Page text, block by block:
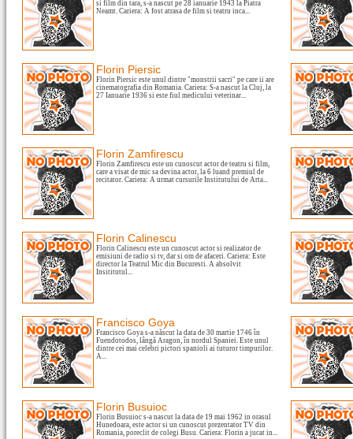
si film din tara, s-a nascut pe 28 ianuarie 1943 la Piatra
Neamt. Cariera: A fost atrasa de film si teatru inca...
Florin Piersic
Florin Piersic este unul dintre "monstrii sacri" pe care ii are
cinematografia din Romania. Cariera: S-a nascut la Cluj, la
27 Ianuarie 1936 si este fiul medicului veterinar...
Florin Zamfirescu
Florin Zamfirescu este un cunoscut actor de teatru si film,
care a visat de mic sa devina actor, la 6 luand premiul de
recitator. Cariera: A urmat cursurile Institutului de Arta...
Florin Calinescu
Florin Calinescu este un cunoscut actor si realizator de
emisiuni de radio si tv, dar si om de afaceri. Cariera: Este
director la Teatrul Mic din Bucuresti. A absolvit
Insititutul...
Francisco Goya
Francisco Goya s-a născut la data de 30 martie 1746 în
Fuendotodos, lângă Aragon, în nordul Spaniei. Este unul
dintre cei mai celebri pictori spanioli ai tuturor timpurilor.
A...
Florin Busuioc
Florin Busuioc s-a nascut la data de 19 mai 1962 in orasul
Hunedoara, este actor si un cunoscut prezentator TV din
Romania, poreclit de colegi Busu. Cariera: Florin a jucat in...